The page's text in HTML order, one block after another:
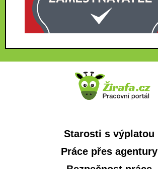
Starosti s výplatou
Práce přes agentury